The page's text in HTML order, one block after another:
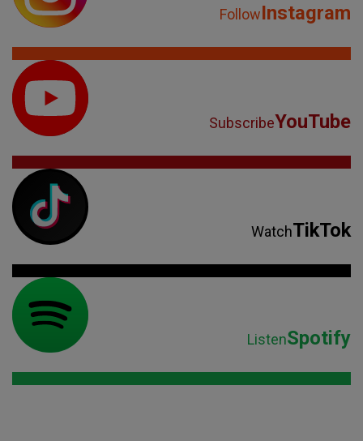
FollowInstagram
SubscribeYouTube
WatchTikTok
ListenSpotify